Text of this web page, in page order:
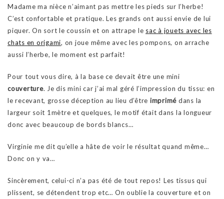
Madame ma nièce n’aimant pas mettre les pieds sur l’herbe!
C’est confortable et pratique. Les grands ont aussi envie de lui
piquer. On sort le coussin et on attrape le sac à jouets avec les
chats en origami, on joue même avec les pompons, on arrache
aussi l’herbe, le moment est parfait!
Pour tout vous dire, à la base ce devait être une mini
couverture. Je dis mini car j’ai mal géré l’impression du tissu: en
le recevant, grosse déception au lieu d’être imprimé dans la
largeur soit 1mètre et quelques, le motif était dans la longueur
donc avec beaucoup de bords blancs…
Virginie me dit qu’elle a hâte de voir le résultat quand même…
Donc on y va…
Sincèrement, celui-ci n’a pas été de tout repos! Les tissus qui
plissent, se détendent trop etc… On oublie la couverture et on